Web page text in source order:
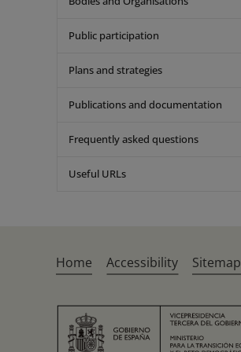
Public participation
Plans and strategies
Publications and documentation
Frequently asked questions
Useful URLs
Home Accessibility Sitemap